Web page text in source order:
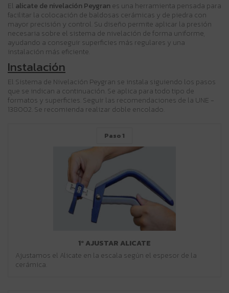
El alicate de nivelación Peygran es una herramienta pensada para
facilitar la colocación de baldosas cerámicas y de piedra con
mayor precisión y control. Su diseño permite aplicar la presión
necesaria sobre el sistema de nivelación de forma uniforme,
ayudando a conseguir superficies más regulares y una
instalación más eficiente.
Instalación
El Sistema de Nivelación Peygran se instala siguiendo los pasos
que se indican a continuación. Se aplica para todo tipo de
formatos y superficies. Seguir las recomendaciones de la UNE -
138002. Se recomienda realizar doble encolado.
Paso 1
1º AJUSTAR ALICATE
Ajustamos el Alicate en la escala según el espesor de la
cerámica.